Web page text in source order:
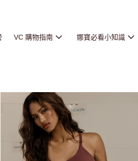
VC 購物指南 娜寶必看小知識